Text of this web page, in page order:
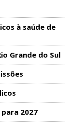
à saúde de
Grande do Sul
2027